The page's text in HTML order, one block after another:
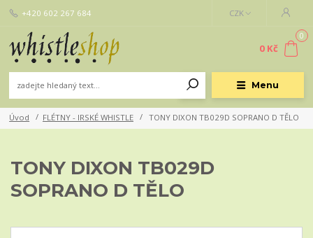
Menu
CZK
+420 602 267 684
0
0 Kč
Úvod FLÉTNY - IRSKÉ WHISTLE TONY DIXON TB029D SOPRANO D TĚLO
TONY DIXON TB029D
SOPRANO D TĚLO